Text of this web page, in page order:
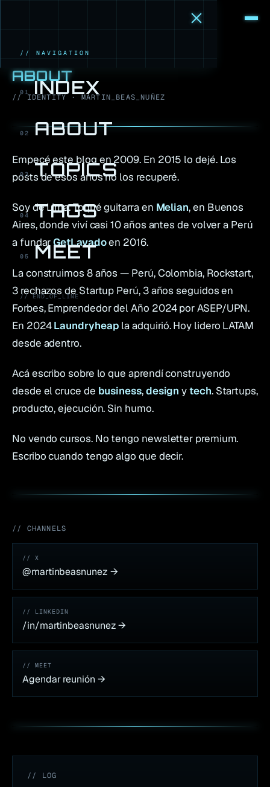
// NAVIGATION
01 INDEX
02 ABOUT
03 TOPICS
04 TAGS
05 MEET
// END_OF_LINE
ABOUT
// IDENTITY · MARTIN_BEAS_NUÑEZ
Empecé este blog en 2009. En 2015 lo dejé. Los
posts de esos años no los recuperé.
Soy de Lima. Toqué guitarra en Melian, en Buenos
Aires, donde viví casi 10 años antes de volver a Perú
a fundarGetLavadoen 2016.
La construimos 8 años — Perú, Colombia, Rockstart,
3 rechazos de Startup Perú, 3 años seguidos en
Forbes, Emprendedor del Año 2024 por ASEP/UPN.
En 2024Laundryheap la adquirió. Hoy lidero LATAM
desde adentro.
Acá escribo sobre lo que aprendí construyendo
desde el cruce de business,design ytech. Startups,
producto, ejecución. Sin humo.
No vendo cursos. No tengo newsletter premium.
Escribo cuando tengo algo que decir.
// CHANNELS
// X
@martinbeasnunez →
// LINKEDIN
/in/martinbeasnunez →
// MEET
Agendar reunión →
// LOG